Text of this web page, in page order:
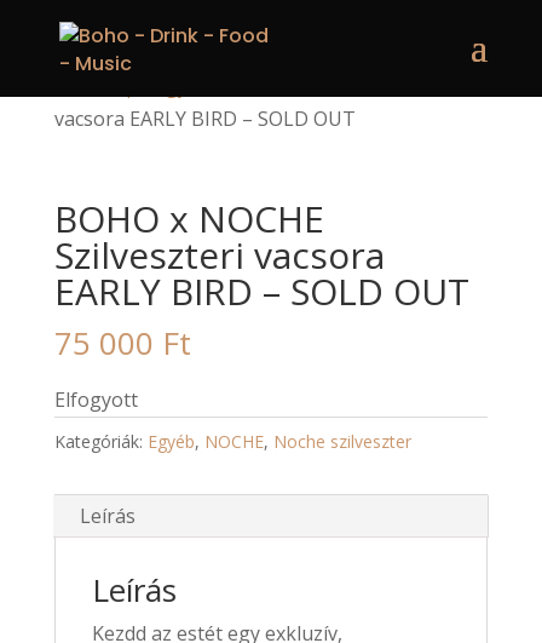
vacsora EARLY BIRD – SOLD OUT
BOHO x NOCHE
Szilveszteri vacsora
EARLY BIRD – SOLD OUT
75 000 Ft
Elfogyott
Kategóriák: Egyéb, NOCHE, Noche szilveszter
Leírás
Leírás
Kezdd az estét egy exkluzív,